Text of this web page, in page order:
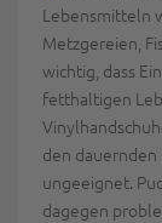
Lebensmitteln
Metzgereien,
wichtig, dass
fetthaltigen
den
ungeeignet.
dagegen